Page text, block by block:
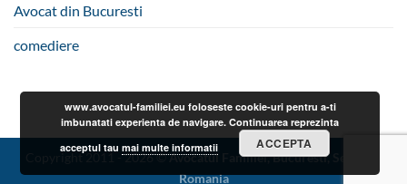
Avocat din Bucuresti
comediere
Copyright 2011 - 2026 ©Avocatul Familiei, Bucuresti, Sector 3,
Romania
www.avocatul-familiei.eu foloseste cookie-uri pentru a-ti
imbunatati experienta de navigare. Continuarea reprezinta
acceptul tau mai multe informatii ACCEPTA